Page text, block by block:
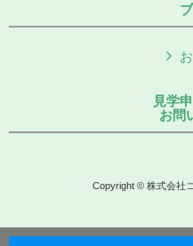
見学
お問
Copyright © 株式会社